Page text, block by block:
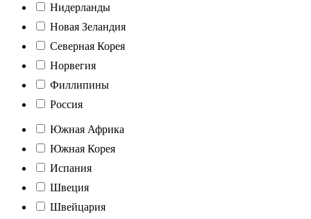
Нидерланды
Новая Зеландия
Северная Корея
Норвегия
Филлипины
Россия
Южная Африка
Южная Корея
Испания
Швеция
Швейцария